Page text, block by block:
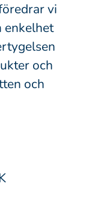
vi
enkelhet
och
och